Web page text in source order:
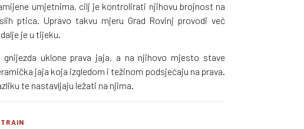
umjetnima, cilj je kontrolirati njihovu brojnost na
ptica. Upravo takvu mjeru Grad Rovinj provodi već
je u tijeku.
uklone prava jaja, a na njihovo mjesto stave
jaja koja izgledom i težinom podsjećaju na prava.
te nastavljaju ležati na njima.